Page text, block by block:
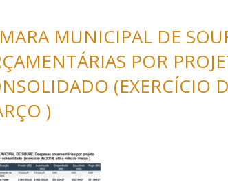
MUNICIPAL DE
POR
(EXERCÍCIO
)